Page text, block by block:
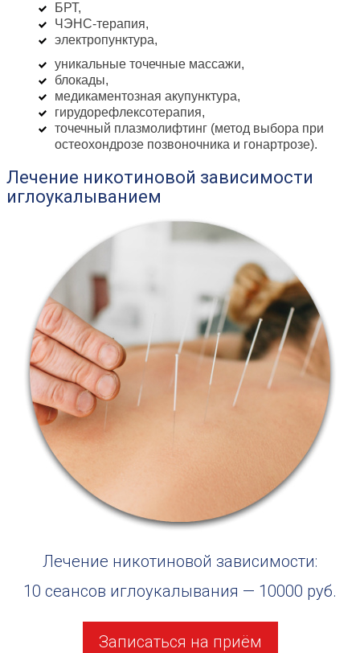
БРТ,
ЧЭНС-терапия,
электропунктура,
уникальные точечные массажи,
блокады,
медикаментозная акупунктура,
гирудорефлексотерапия,
точечный плазмолифтинг (метод выбора при
остеохондрозе позвоночника и гонартрозе).
Лечение никотиновой зависимости
иглоукалыванием
Лечение никотиновой зависимости:
10 сеансов иглоукалывания — 10000 руб.
Записаться на приём